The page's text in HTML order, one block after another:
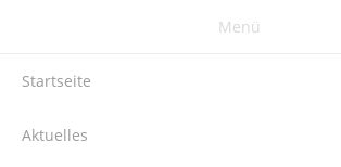
Berghauser Str. 62 | DE-
Menü
Startseite
Aktuelles